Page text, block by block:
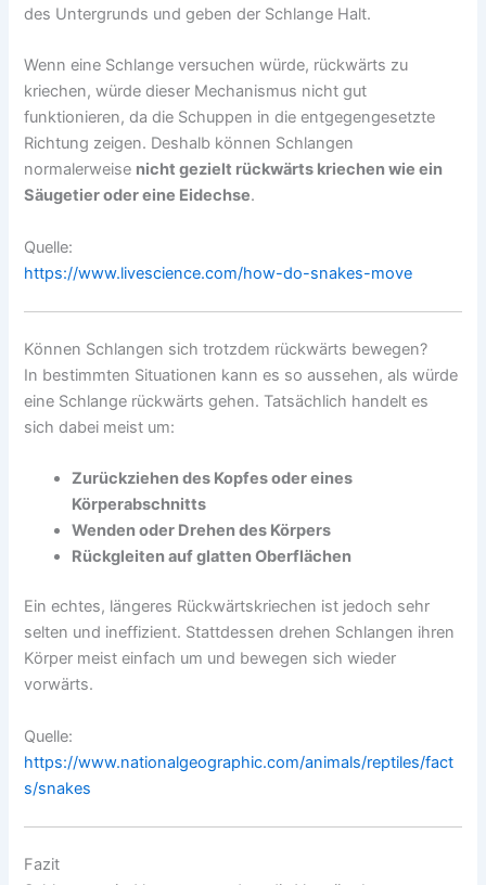
des Untergrunds und geben der Schlange Halt.
Wenn eine Schlange versuchen würde, rückwärts zu
kriechen, würde dieser Mechanismus nicht gut
funktionieren, da die Schuppen in die entgegengesetzte
Richtung zeigen. Deshalb können Schlangen
normalerweise nicht gezielt rückwärts kriechen wie ein
Säugetier oder eine Eidechse.
Quelle:
https://www.livescience.com/how-do-snakes-move
Können Schlangen sich trotzdem rückwärts bewegen?
In bestimmten Situationen kann es so aussehen, als würde
eine Schlange rückwärts gehen. Tatsächlich handelt es
sich dabei meist um:
Zurückziehen des Kopfes oder eines
Körperabschnitts
Wenden oder Drehen des Körpers
Rückgleiten auf glatten Oberflächen
Ein echtes, längeres Rückwärtskriechen ist jedoch sehr
selten und ineffizient. Stattdessen drehen Schlangen ihren
Körper meist einfach um und bewegen sich wieder
vorwärts.
Quelle:
https://www.nationalgeographic.com/animals/reptiles/fact
s/snakes
Fazit